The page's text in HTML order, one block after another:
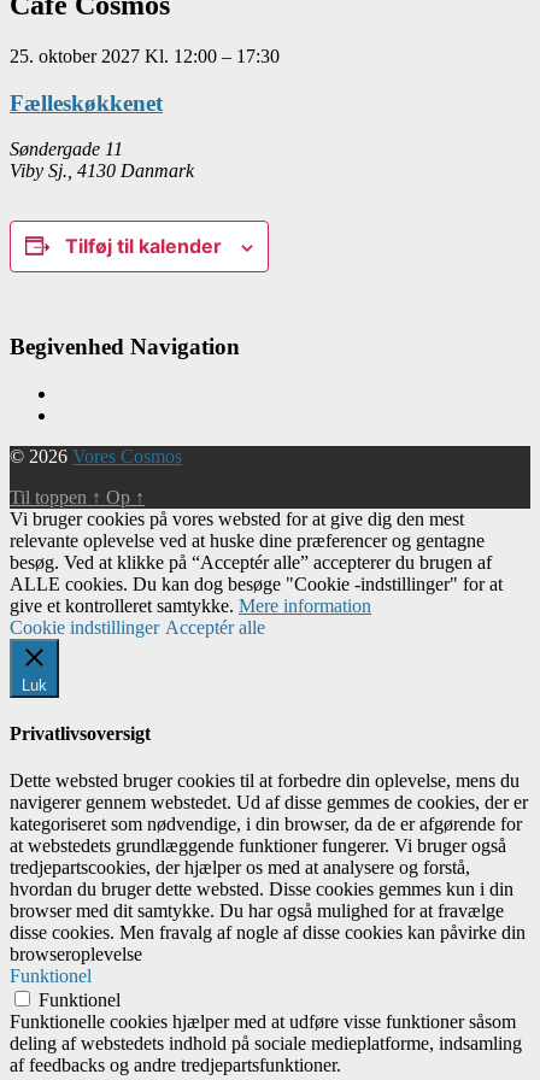
25. oktober 2027 Kl. 12:00 – 17:30
Fælleskøkkenet
Søndergade 11
Viby Sj. 4130 Danmark
Tilføj til kalender
Begivenhed Navigation
© 2026 Vores Cosmos
Til toppen ↑ Op ↑
Vi bruger cookies på vores websted for at give dig den mest
relevante oplevelse ved at huske dine præferencer og gentagne
besøg. Ved at klikke på “Acceptér alle” accepterer du brugen af ​​
ALLE cookies. Du kan dog besøge "Cookie -indstillinger" for at
give et kontrolleret samtykke. Mere information
Cookie indstillinger Acceptér alle
Luk
Privatlivsoversigt
Dette websted bruger cookies til at forbedre din oplevelse, mens du
navigerer gennem webstedet. Ud af disse gemmes de cookies, der er
kategoriseret som nødvendige, i din browser, da de er afgørende for
at webstedets grundlæggende funktioner fungerer. Vi bruger også
tredjepartscookies, der hjælper os med at analysere og forstå,
hvordan du bruger dette websted. Disse cookies gemmes kun i din
browser med dit samtykke. Du har også mulighed for at fravælge
disse cookies. Men fravalg af nogle af disse cookies kan påvirke din
browseroplevelse
Funktionel
Funktionel
Funktionelle cookies hjælper med at udføre visse funktioner såsom
deling af webstedets indhold på sociale medieplatforme, indsamling
af feedbacks og andre tredjepartsfunktioner.